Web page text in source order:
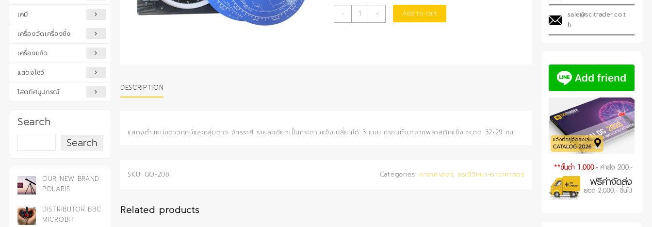
เคมี
เครื่องวัดเครื่องชั่ง
เครื่องแก้ว
แสดงโชว์
โสตทัศนูปกรณ์
Search
Search
OUR NEW BRAND
POLARIS
DISTRIBUTOR BBC
MICROBIT
-
แผนที่
ดาว
+ Add to cart
DESCRIPTION
แสดงตำแหน่งดาวฤกษ์และกลุ่มดาว จักรราศี รายละเอียดเป็นกระดาษแข็งเปลี่ยนได้ 3 แบบ กรอบทำมาจากพลาสติกแข็ง ขนาด 32×29 ซม.
SKU: GO-208 Categories:ดาราศาสตร์, ธรณีวิทยา-ดาราศาสตร์
Related products
sale@scitrader.co.t
h